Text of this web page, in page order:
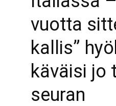
vuotta
kallis”
käväisi jo
seuran